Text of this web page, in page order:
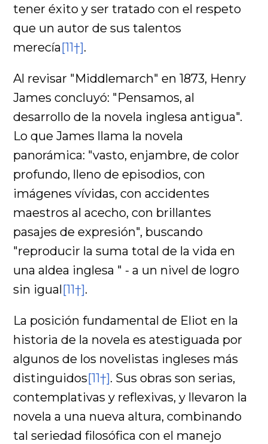
tener éxito y ser tratado con el respeto
que un autor de sus talentos
merecía[11†].
Al revisar "Middlemarch" en 1873, Henry
James concluyó: "Pensamos, al
desarrollo de la novela inglesa antigua".
Lo que James llama la novela
panorámica: "vasto, enjambre, de color
profundo, lleno de episodios, con
imágenes vívidas, con accidentes
maestros al acecho, con brillantes
pasajes de expresión", buscando
"reproducir la suma total de la vida en
una aldea inglesa " - a un nivel de logro
sin igual[11†].
La posición fundamental de Eliot en la
historia de la novela es atestiguada por
algunos de los novelistas ingleses más
distinguidos[11†]. Sus obras son serias,
contemplativas y reflexivas, y llevaron la
novela a una nueva altura, combinando
tal seriedad filosófica con el manejo